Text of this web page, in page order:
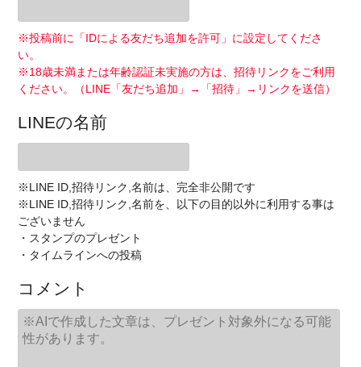
※投稿前に「IDによる友だち追加を許可」に設定してくださ
い。
※18歳未満または年齢認証未実施の方は、招待リンクをご利用
ください。（LINE「友だち追加」→「招待」→リンクを送信）
LINEの名前
※LINE ID,招待リンク,名前は、完全非公開です
※LINE ID,招待リンク,名前を、以下の目的以外に利用する事は
ございません
・スタンプのプレゼント
・タイムラインへの投稿
コメント